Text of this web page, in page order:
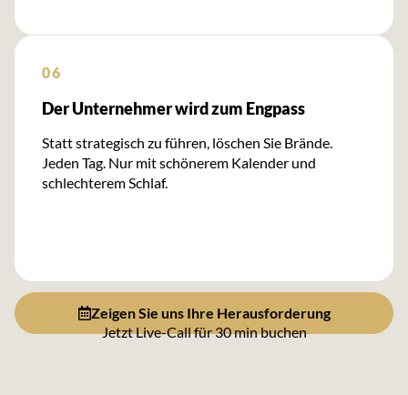
06
Der Unternehmer wird zum Engpass
Statt strategisch zu führen, löschen Sie Brände.
Jeden Tag. Nur mit schönerem Kalender und
schlechterem Schlaf.
Zeigen Sie uns Ihre Herausforderung
Jetzt Live-Call für 30 min buchen